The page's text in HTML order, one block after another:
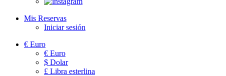
Mis Reservas
Iniciar sesión
€ Euro
€ Euro
$ Dolar
£ Libra esterlina